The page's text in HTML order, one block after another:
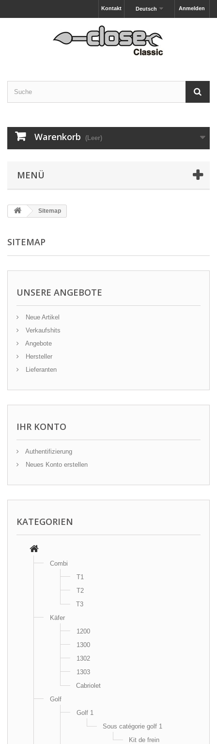
Anmelden
Deutsch
Kontakt
Warenkorb (Leer)
MENÜ
Sitemap
SITEMAP
UNSERE ANGEBOTE
Neue Artikel
Verkaufshits
Angebote
Hersteller
Lieferanten
IHR KONTO
Authentifizierung
Neues Konto erstellen
KATEGORIEN
Combi
T1
T2
T3
Käfer
1200
1300
1302
1303
Cabriolet
Golf
Golf 1
Sous catégorie golf 1
Kit de frein